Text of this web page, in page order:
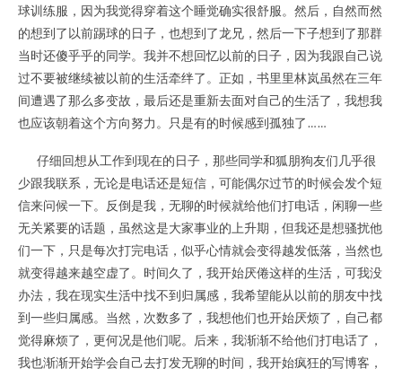
球训练服，因为我觉得穿着这个睡觉确实很舒服。然后，自然而然
的想到了以前踢球的日子，也想到了龙兄，然后一下子想到了那群
当时还傻乎乎的同学。我并不想回忆以前的日子，因为我跟自己说
过不要被继续被以前的生活牵绊了。正如，书里里林岚虽然在三年
间遭遇了那么多变故，最后还是重新去面对自己的生活了，我想我
也应该朝着这个方向努力。只是有的时候感到孤独了……
仔细回想从工作到现在的日子，那些同学和狐朋狗友们几乎很
少跟我联系，无论是电话还是短信，可能偶尔过节的时候会发个短
信来问候一下。反倒是我，无聊的时候就给他们打电话，闲聊一些
无关紧要的话题，虽然这是大家事业的上升期，但我还是想骚扰他
们一下，只是每次打完电话，似乎心情就会变得越发低落，当然也
就变得越来越空虚了。时间久了，我开始厌倦这样的生活，可我没
办法，我在现实生活中找不到归属感，我希望能从以前的朋友中找
到一些归属感。当然，次数多了，我想他们也开始厌烦了，自己都
觉得麻烦了，更何况是他们呢。后来，我渐渐不给他们打电话了，
我也渐渐开始学会自己去打发无聊的时间，我开始疯狂的写博客，